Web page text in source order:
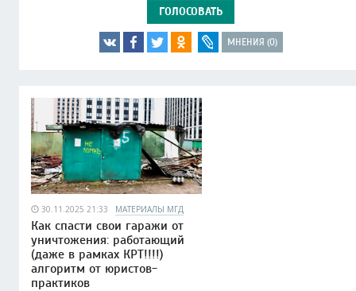
ГОЛОСОВАТЬ
МНЕНИЯ (0)
30.11.2025 21:33 МАТЕРИАЛЫ МГД
Как спасти свои гаражи от
уничтожения: работающий
(даже в рамках КРТ!!!!)
алгоритм от юристов-
практиков